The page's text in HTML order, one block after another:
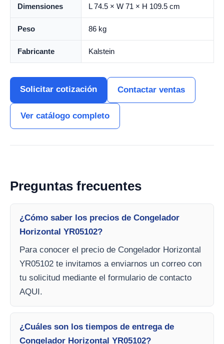
Dimensiones L 74.5 × W 71 × H 109.5 cm
Peso 86 kg
Fabricante Kalstein
Solicitar cotización Contactar ventas
Ver catálogo completo
Preguntas frecuentes
¿Cómo saber los precios de Congelador
Horizontal YR05102?
Para conocer el precio de Congelador Horizontal
YR05102 te invitamos a enviarnos un correo con
tu solicitud mediante el formulario de contacto
AQUI.
¿Cuáles son los tiempos de entrega de
Congelador Horizontal YR05102?